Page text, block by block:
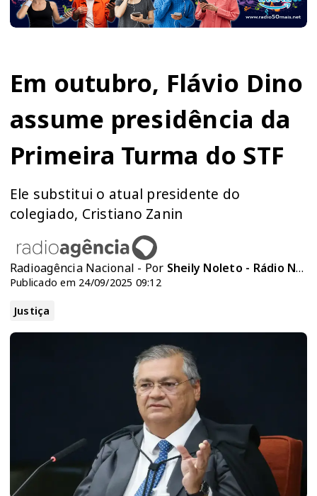
Em outubro, Flávio Dino
assume presidência da
Primeira Turma do STF
Ele substitui o atual presidente do
colegiado, Cristiano Zanin
Radioagência Nacional - Por Sheily Noleto - Rádio Nacional
Publicado em 24/09/2025 09:12
Justiça